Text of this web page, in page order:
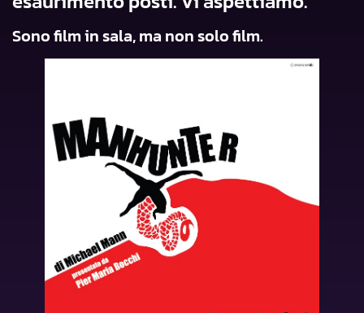
Sono film in sala, ma non solo film.